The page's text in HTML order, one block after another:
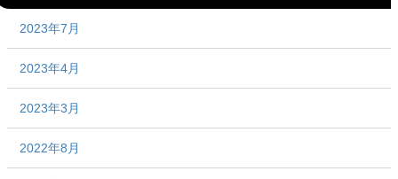
2023年7月
2023年4月
2023年3月
2022年8月